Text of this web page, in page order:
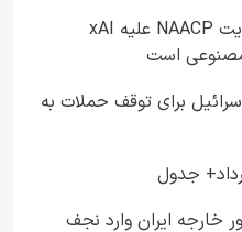
وزارت دادگستری آمریکا: شکایت NAACP علیه xAI
است
برای توقف حملات به
خارجه ایران وارد نجف